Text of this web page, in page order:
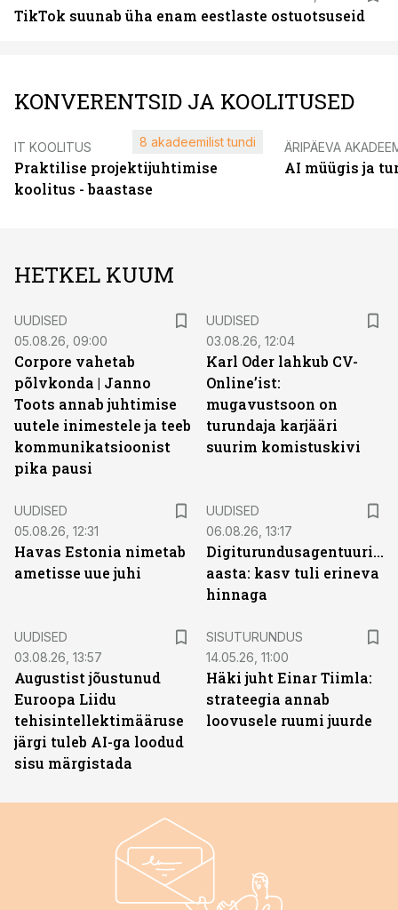
TikTok suunab üha enam eestlaste ostuotsuseid
KONVERENTSID JA KOOLITUSED
IT KOOLITUS
Praktilise projektijuhtimise
koolitus - baastase
8 akadeemilist tundi ÄRIPÄEVA
AI müügis ja
HETKEL KUUM
UUDISED
05.08.26, 09:00
Corpore vahetab
põlvkonda | Janno
Toots annab juhtimise
uutele inimestele ja teeb
kommunikatsioonist
pika pausi
UUDISED
03.08.26, 12:04
Karl Oder lahkub CV-
Online’ist:
mugavustsoon on
turundaja karjääri
suurim komistuskivi
UUDISED
05.08.26, 12:31
Havas Estonia nimetab
ametisse uue juhi
UUDISED
06.08.26, 13:17
Digiturundusagentuuride
aasta: kasv tuli erineva
hinnaga
UUDISED
03.08.26, 13:57
Augustist jõustunud
Euroopa Liidu
tehisintellektimääruse
järgi tuleb AI-ga loodud
sisu märgistada
SISUTURUNDUS
14.05.26, 11:00
Häki juht Einar Tiimla:
strateegia annab
loovusele ruumi juurde